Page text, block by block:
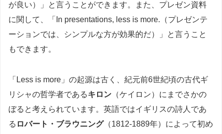
が良い）」と言うことができます。また、プレゼン資料
に関して、「In presentations, less is more.（プレゼンテ
ーションでは、シンプルな方が効果的だ）」と言うこと
もできます。
「Less is more」の起源は古く、紀元前6世紀頃の古代ギ
リシャの哲学者であるキロン （ケイロン）にまでさかの
ぼると考えられています。英語ではイギリスの詩人であ
る ロバート・ブラウニング（1812-1889年）によって初め